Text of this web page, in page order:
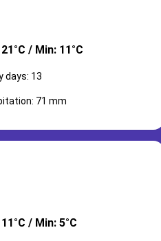
/ Min: 11°C
days: 13
71 mm
/ Min: 5°C